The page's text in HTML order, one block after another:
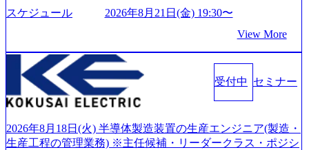
ージのぼんやりしていた部分が明確になりました」「業界
の全体感や実際に働いていらっしゃる方の体感的なお話を
社後のキャリアパス ・質疑応答(20分) オンライン (Google M
eet) ・営業・マーケティングなど、ビジネスサイドでのキャ
リアを検討されている方 ・転職を具体的に決めてはいない
が、情報収集を進めたい段階の方 ・東京・大阪での勤務を
希望される方
て、20年以上にわたってFintech業界を中心に最先端テクノ
つ、あらゆる業種・業界のクライアントの企業価値の最大
化を支援するために、戦略策定、組織改革、人材育成、業
務改善、実行支援などのコンサルティングサービスを一気
通貫で提供するのが特徴（いわゆる総合コンサルティング
ファーム） 社名の由来は”DXエリアにSpir（槍）を指して
ていく”という位置づけ 一昔前は金融が強い企業として認知
されていたが、現在金融の売上割合は全体の3割。現在はTo
スケジュール
2026年8月21日(金) 19:30〜
View More
受付中 セミナー
2026年8月18日(火) 半導体製造装置の生産エンジニア(製造・
生産工程の管理業務) ※主任候補・リーダークラス・ポジシ